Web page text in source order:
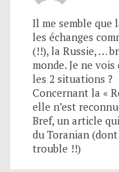
Il me semble que
les échanges
(!!), la Russie, …
monde. Je ne
les 2 situations ?
Concernant la «
elle n’est
Bref, un article
du Toranian
trouble !!)